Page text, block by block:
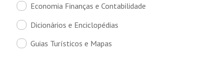
Economia Finanças e Contabilidade
Dicionários e Enciclopédias
Guias Turísticos e Mapas